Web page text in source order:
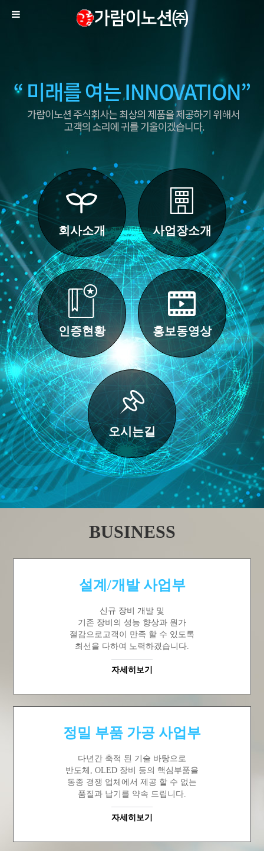
회사소개 사업장소개
인증현황 홍보동영상
오시는길
BUSINESS
설계/개발 사업부
신규 장비 개발 및
기존 장비의 성능 향상과 원가
절감으로고객이 만족 할 수 있도록
최선을 다하여 노력하겠습니다.
자세히보기
정밀 부품 가공 사업부
다년간 축적 된 기술 바탕으로
반도체, OLED 장비 등의 핵심부품을
동종 경쟁 업체에서 제공 할 수 없는
품질과 납기를 약속 드립니다.
자세히보기